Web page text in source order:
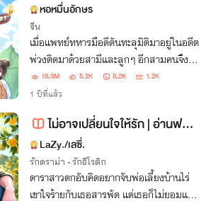
หอหมื่นอักษร
จีน
เมื่อแพทย์ทหารมือดีดันทะลุมิติมาอยู่ในอดีต
พ่วงติดมาด้วยสามีและลูกๆ อีกสามคนจึงถึง
คราวต้องพลิกบทบาทจากหญิงไร้สามารถ
มาเป็น 'หัวหน้าครอบครัว'!
18.3M 5.2K 8.2K 1.2K
1 ปีที่แล้ว
ไม่อาจเปลี่ยนใจให้รัก | อ่านฟรีจนจบ | มีอีบุ๊ก
LaZy./เลซี่.
รักดราม่า • รักอีโรติก
ดาราสาวตกอับคิดอยากจับพ่อเลี้ยงบ้านไร่
เขาใจร้ายกับเธอสารพัด แต่เธอก็ไม่ยอมแพ้